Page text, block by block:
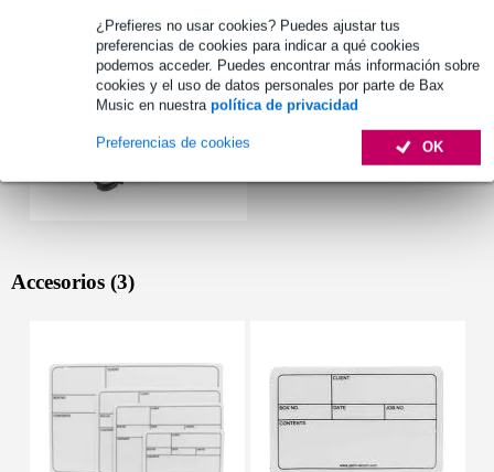
¿Prefieres no usar cookies? Puedes ajustar tus
preferencias de cookies para indicar a qué cookies
podemos acceder. Puedes encontrar más información sobre
cookies y el uso de datos personales por parte de Bax
Music en nuestra política de privacidad
OK
Preferencias de cookies
Accesorios (3)